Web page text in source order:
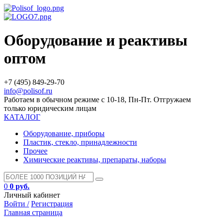
Оборудование и реактивы
оптом
+7 (495) 849-29-70
info@polisof.ru
Работаем в обычном режиме с 10-18, Пн-Пт. Отгружаем
только юридическим лицам
КАТАЛОГ
Оборудование, приборы
Пластик, стекло, принадлежности
Прочее
Химические реактивы, препараты, наборы
0 0 руб.
Личный кабинет
Войти / Регистрация
Главная страница